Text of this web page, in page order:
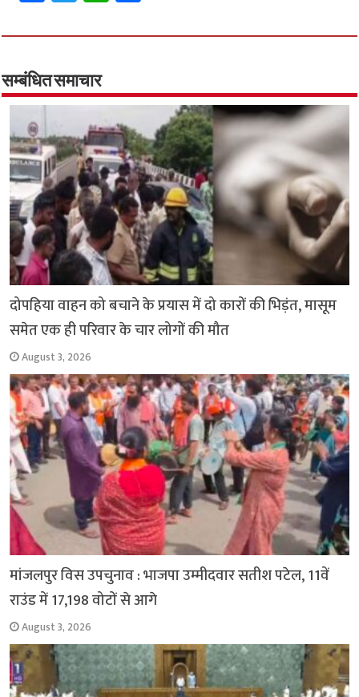
ce
b
o
o
k
wi
tt
er
h
at
p
p
ar
सम्बंधित समाचार
दोपहिया वाहन को बचाने के प्रयास में दो कारों की भिड़ंत, मासूम
समेत एक ही परिवार के चार लोगों की मौत
August 3, 2026
मांजलपुर विस उपचुनाव : भाजपा उम्मीदवार सतीश पटेल, 11वें
राउंड में 17,198 वोटों से आगे
August 3, 2026